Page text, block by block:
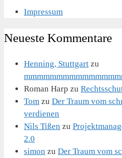
Impressum
Neueste Kommentare
Henning, Stuttgart zu
Roman Harp zu
Tom zu Der Traum vom
verdienen
Nils Tißen zu
2.0
simon zu Der Traum vom